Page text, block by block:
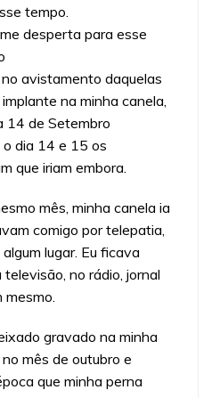
tempo.
desperta para esse
avistamento daquelas
na minha canela,
14 de Setembro
dia 14 e 15 os
que iriam embora.
mês, minha canela ia
comigo por telepatia,
lugar. Eu ficava
no rádio, jornal
mesmo.
gravado na minha
mês de outubro e
que minha perna